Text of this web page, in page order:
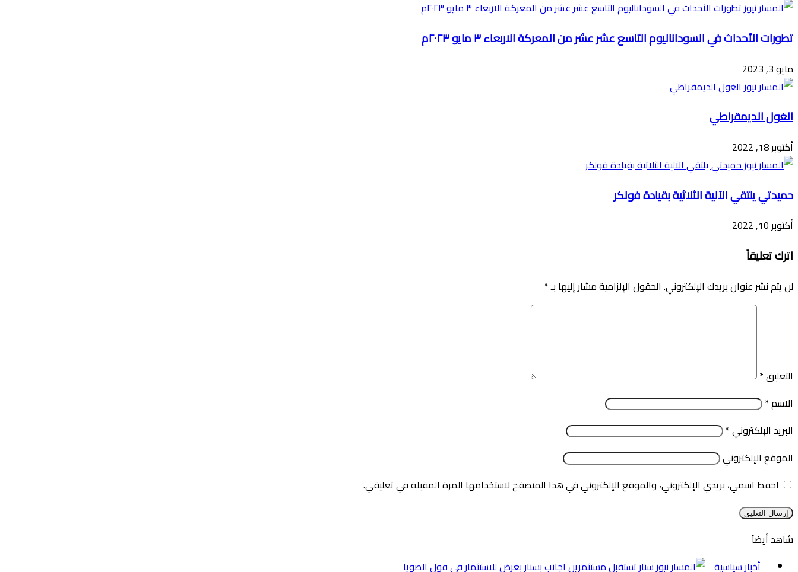
تطورات الأحداث في السوداناليوم التاسع عشر عشر من المعركة الاربعاء ٣ مايو ٢٠٢٣م
مايو 3, 2023
الغول الديمقراطي
أكتوبر 18, 2022
حميدتي يلتقي الآلية الثلاثية بقيادة فولكر
أكتوبر 10, 2022
اترك تعليقاً
لن يتم نشر عنوان بريدك الإلكتروني. الحقول الإلزامية مشار إليها بـ*
التعليق*
الاسم*
البريد الإلكتروني*
الموقع الإلكتروني
احفظ اسمي، بريدي الإلكتروني، والموقع الإلكتروني في هذا المتصفح لاستخدامها المرة المقبلة في تعليقي.
شاهد أيضاً
أخبار سياسية